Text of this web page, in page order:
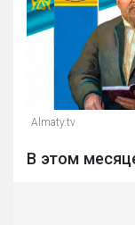
Almaty.tv
В этом